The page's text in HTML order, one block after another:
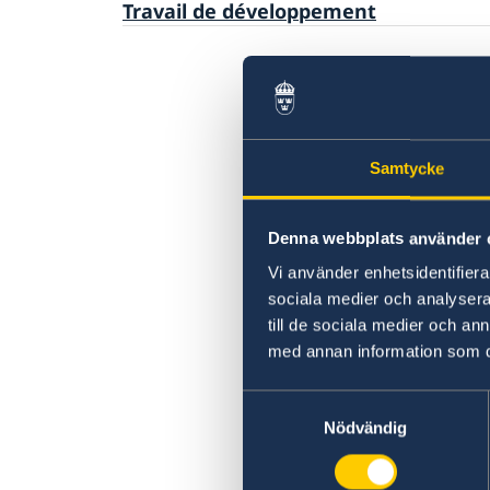
Samtycke
Denna webbplats använder
Vi använder
sociala medier och
till de sociala medier och
med annan information som
Nödvändig
Visiter la Suède
Travailler en Suède
Travail de développement